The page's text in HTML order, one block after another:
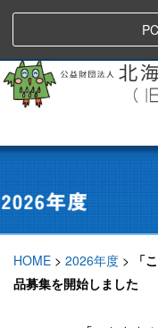
HOME > 2026年度 >
「
品募集を開始しました